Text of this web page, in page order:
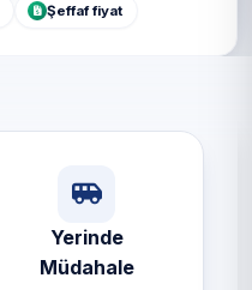
Şeffaf fiyat
Yerinde
Müdahale